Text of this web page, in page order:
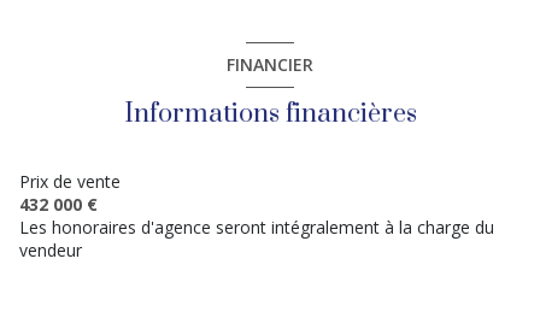
cuisine séparée (équipée)
Chauffage individuel : chaudière (gaz)
6 parking(s)
FINANCIER
Informations financières
Prix de vente
432 000 €
Les honoraires d'agence seront intégralement à la charge du
vendeur